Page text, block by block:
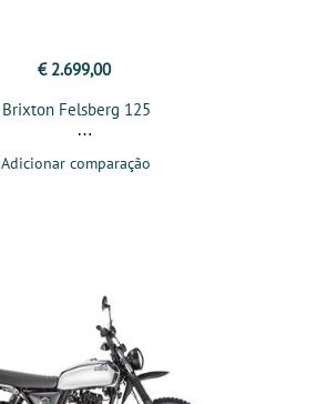
€ 2.699,00
Brixton Felsberg 125
Adicionar comparação